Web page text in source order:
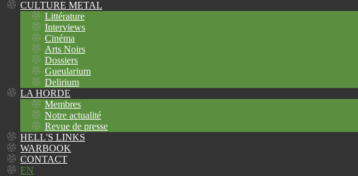
CULTURE METAL
Littérature
Interviews
Cinéma
Arts Noirs
Dossiers
Gueularium
Delirium
LA HORDE
Membres
Notre actualité
Revue de presse
HELL'S LINKS
WARBOOK
CONTACT
EN